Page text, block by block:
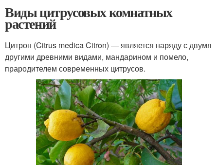
Виды цитрусовых комнатных
растений
Цитрон (Citrus medica Citron) — является наряду с двумя
другими древними видами, мандарином и помело,
прародителем современных цитрусов.